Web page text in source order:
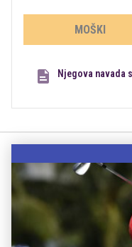
MOŠKI
Njegova navada